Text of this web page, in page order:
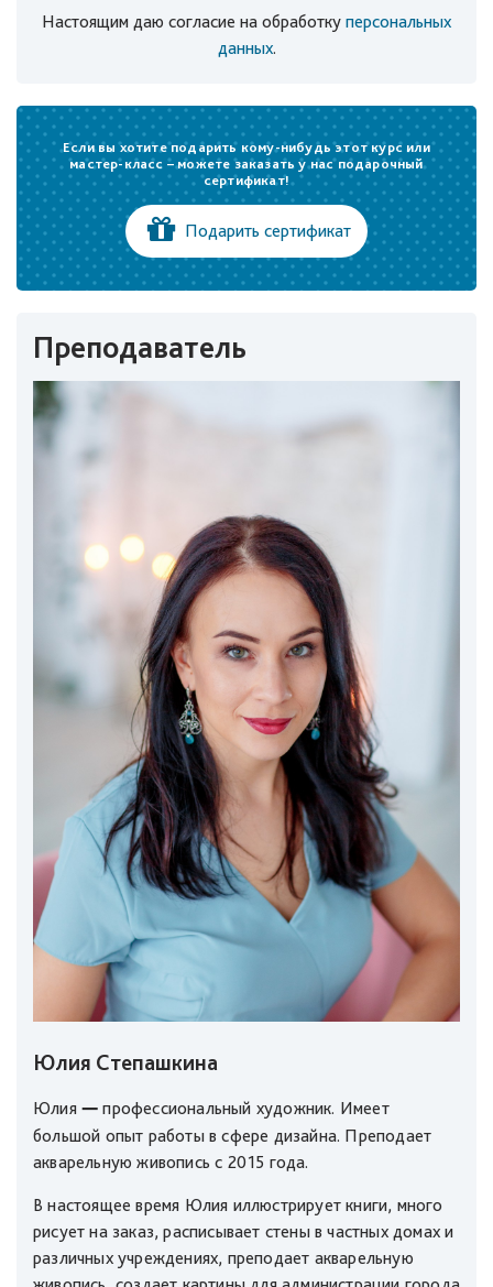
Настоящим даю согласие на обработку персональных
данных.
Если вы хотите подарить кому-нибудь этот курс или
мастер-класс – можете заказать у нас подарочный
сертификат!
Подарить сертификат
Преподаватель
Юлия Степашкина
Юлия — профессиональный художник. Имеет
большой опыт работы в сфере дизайна. Преподает
акварельную живопись с 2015 года.
В настоящее время Юлия иллюстрирует книги, много
рисует на заказ, расписывает стены в частных домах и
различных учреждениях, преподает акварельную